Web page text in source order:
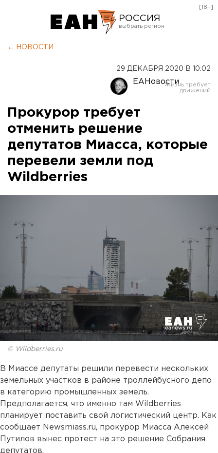
РОССИЯ
Оренбург
[18+]
← НОВОСТИ
29 ДЕКАБРЯ 2020 В 10:02
ЕАНовости
Прокурор требует
отменить решение
депутатов Миасса, которые
перевели земли под
Wildberries
© Wildberries.ru
В Миассе депутаты решили перевести нескольких
земельных участков в районе троллейбусного депо
в категорию промышленных земель.
Предполагается, что именно там Wildberries
планирует поставить свой логистический центр. Как
сообщает Newsmiass.ru, прокурор Миасса Алексей
Путилов вынес протест на это решение Собрания
депутатов.